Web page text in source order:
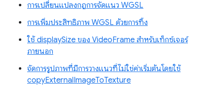
การเปลี่ยนแปลงกฎการจัดแนว WGSL
การเพิ่มประสิทธิภาพ WGSL ด้วยการทิ้ง
ใช้ displaySize ของ VideoFrame สำหรับเท็กซ์เจอร์
ภายนอก
จัดการรูปภาพที่มีการวางแนวที่ไม่ใช่ค่าเริ่มต้นโดยใช้
copyExternalImageToTexture